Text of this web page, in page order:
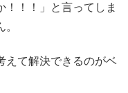
！！！」と言ってしま
えて解決できるのがベ